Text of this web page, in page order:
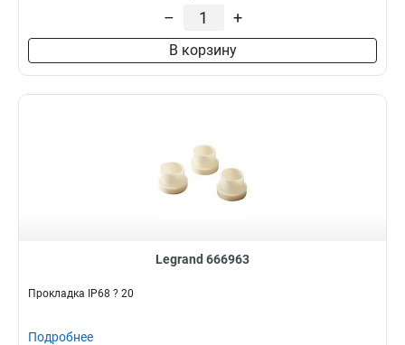
– +
В корзину
Legrand 666963
Прокладка IP68 ? 20
Подробнее